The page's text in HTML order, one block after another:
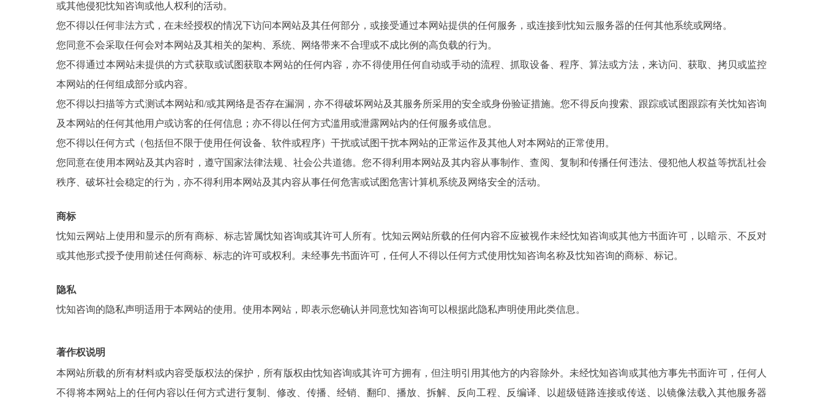
或其他侵犯忱知咨询或他人权利的活动。
您不得以任何非法方式，在未经授权的情况下访问本网站及其任何部分，或接受通过本网站提供的任何服务，或连接到忱知云服务器的任何其他系统或网络。
您同意不会采取任何会对本网站及其相关的架构、系统、网络带来不合理或不成比例的高负载的行为。
您不得通过本网站未提供的方式获取或试图获取本网站的任何内容，亦不得使用任何自动或手动的流程、抓取设备、程序、算法或方法，来访问、获取、拷贝或监控
本网站的任何组成部分或内容。
您不得以扫描等方式测试本网站和/或其网络是否存在漏洞，亦不得破坏网站及其服务所采用的安全或身份验证措施。您不得反向搜索、跟踪或试图跟踪有关忱知咨询
及本网站的任何其他用户或访客的任何信息；亦不得以任何方式滥用或泄露网站内的任何服务或信息。
您不得以任何方式（包括但不限于使用任何设备、软件或程序）干扰或试图干扰本网站的正常运作及其他人对本网站的正常使用。
您同意在使用本网站及其内容时，遵守国家法律法规、社会公共道德。您不得利用本网站及其内容从事制作、查阅、复制和传播任何违法、侵犯他人权益等扰乱社会
秩序、破坏社会稳定的行为，亦不得利用本网站及其内容从事任何危害或试图危害计算机系统及网络安全的活动。
商标
忱知云网站上使用和显示的所有商标、标志皆属忱知咨询或其许可人所有。忱知云网站所载的任何内容不应被视作未经忱知咨询或其他方书面许可，以暗示、不反对
或其他形式授予使用前述任何商标、标志的许可或权利。未经事先书面许可，任何人不得以任何方式使用忱知咨询名称及忱知咨询的商标、标记。
隐私
忱知咨询的隐私声明适用于本网站的使用。使用本网站，即表示您确认并同意忱知咨询可以根据此隐私声明使用此类信息。
著作权说明
本网站所载的所有材料或内容受版权法的保护，所有版权由忱知咨询或其许可方拥有，但注明引用其他方的内容除外。未经忱知咨询或其他方事先书面许可，任何人
不得将本网站上的任何内容以任何方式进行复制、修改、传播、经销、翻印、播放、拆解、反向工程、反编译、以超级链路连接或传送、以镜像法载入其他服务器